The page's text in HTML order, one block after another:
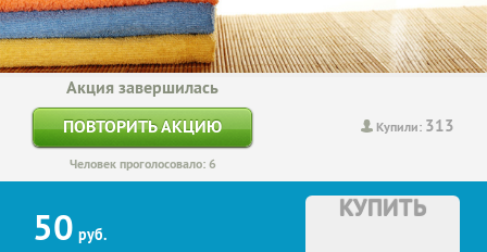
Купили: 313
Акция завершилась
ПОВТОРИТЬ АКЦИЮ
Человек проголосовало: 6
50 руб.
КУПИТЬ